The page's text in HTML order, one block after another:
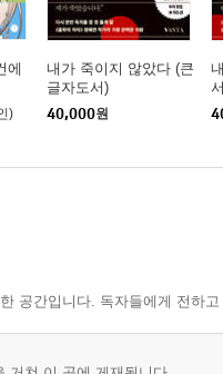
에
)
내가 죽이지 않았다 (큰
글자도서)
40,000원
공간입니다. 독자들에게 전하